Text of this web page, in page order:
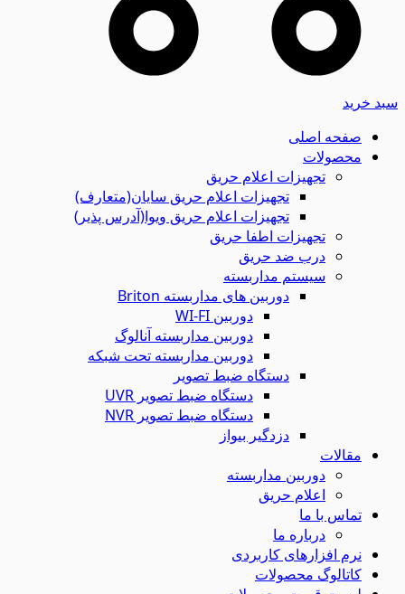
سبد خرید
صفحه اصلی
محصولات
تجهیزات اعلام حریق
تجهیزات اعلام حریق سایان(متعارف)
تجهیزات اعلام حریق ویوا(آدرس پذیر)
تجهیزات اطفا حریق
درب ضد حریق
سیستم مداربسته
دوربین های مداربسته Briton
دوربین WI-FI
دوربین مداربسته آنالوگ
دوربین مداربسته تحت شبکه
دستگاه ضبط تصویر
دستگاه ضبط تصویر UVR
دستگاه ضبط تصویر NVR
دزدگیر بیواز
مقالات
دوربین مداربسته
اعلام حریق
تماس با ما
درباره ما
نرم افزارهای کاربردی
کاتالوگ محصولات